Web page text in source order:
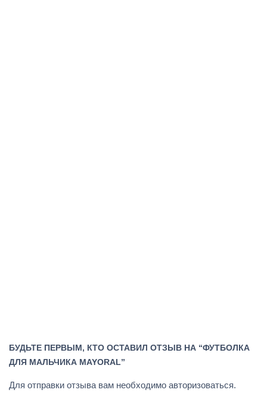
БУДЬТЕ ПЕРВЫМ, КТО ОСТАВИЛ ОТЗЫВ НА “ФУТБОЛКА
ДЛЯ МАЛЬЧИКА MAYORAL”
Для отправки отзыва вам необходимо авторизоваться.